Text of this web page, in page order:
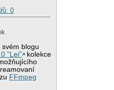
0
blogu
"Lei"
kolekce
FFmpeg